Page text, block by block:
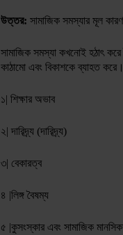
উত্তর: সামাজিক সমস্যার মূল
সামাজিক সমস্যা কখনোই হঠাৎ করে
কাঠামো এবং বিকাশকে ব্যাহত করে।
১️| শিক্ষার অভাব
২️| দারিদ্র্য (দারিদ্র্য)
৩️| বেকারত্ব
৪️ |লিঙ্গ বৈষম্য
৫️ |কুসংস্কার এবং সামাজিক